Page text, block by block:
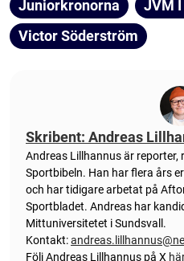
Juniorkronorna
JVM
Victor Söderström
Skribent: Andreas
Andreas Lillhannus är reporter,
Sportbibeln. Han har flera års
och har tidigare arbetat på
Sportbladet. Andreas har
Mittuniversitetet i Sundsvall.
Kontakt:
Följ Andreas Lillhannus på X här